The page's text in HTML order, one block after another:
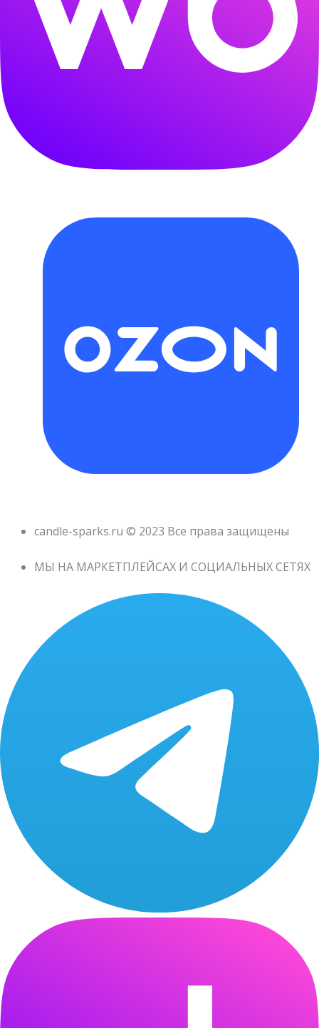
candle-sparks.ru © 2023 Все права защищены
МЫ НА МАРКЕТПЛЕЙСАХ И СОЦИАЛЬНЫХ СЕТЯХ